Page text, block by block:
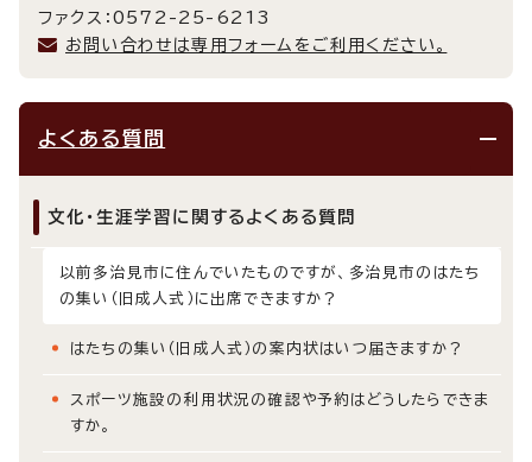
ファクス：0572-25-6213
お問い合わせは専用フォームをご利用ください。
よくある質問
文化・生涯学習に関するよくある質問
以前多治見市に住んでいたものですが、多治見市のはたち
の集い（旧成人式）に出席できますか？
はたちの集い（旧成人式）の案内状はいつ届きますか？
スポーツ施設の利用状況の確認や予約はどうしたらできま
すか。